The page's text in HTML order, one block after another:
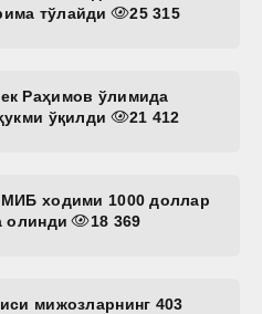
тўлайди
25 315
Раҳимов ўлимида
ўқилди
21 412
ходими 1000 доллар
олинди
18 369
мижозларнинг 403